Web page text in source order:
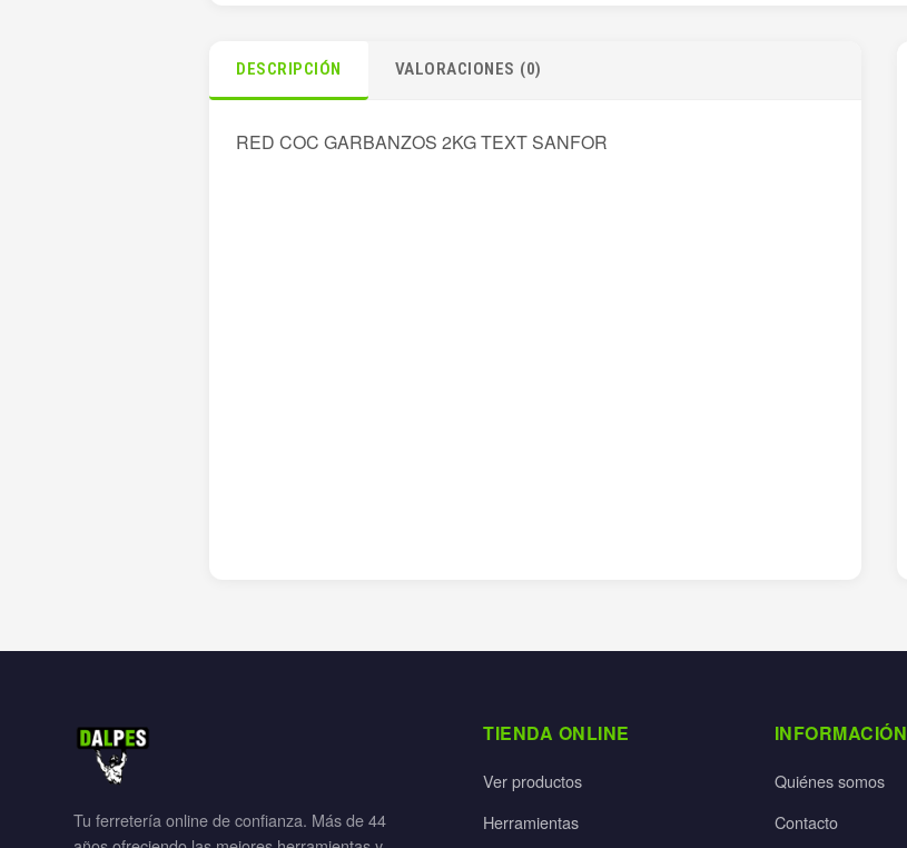
DESCRIPCIÓN VALORACIONES (0)
RED COC GARBANZOS 2KG TEXT SANFOR
Tu ferretería online de confianza. Más de 44
TIENDA ONLINE
Ver productos
Herramientas
INFORMACIÓN
Quiénes somos
Contacto